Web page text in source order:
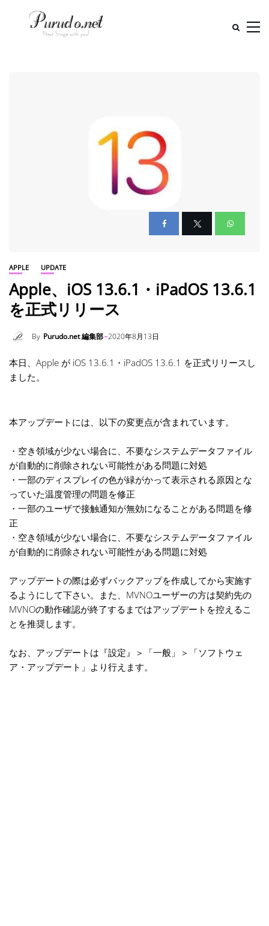
APPLE UPDATE
Apple、iOS 13.6.1・iPadOS 13.6.1
を正式リリース
By Purudo.net 編集部 2020年8月13日
本日、Apple が iOS 13.6.1・iPadOS 13.6.1 を正式リリースし
ました。
本アップデートには、以下の変更点が含まれています。
・空き領域が少ない場合に、不要なシステムデータファイル
が自動的に削除されない可能性がある問題に対処
・一部のディスプレイの色が緑がかって表示される原因とな
っていた温度管理の問題を修正
・一部のユーザで接触通知が無効になることがある問題を修
正
・空き領域が少ない場合に、不要なシステムデータファイル
が自動的に削除されない可能性がある問題に対処
アップデートの際は必ずバックアップを作成してから実施す
るようにして下さい。また、MVNOユーザーの方は契約先の
MVNOの動作確認が終了するまではアップデートを控えるこ
とを推奨します。
なお、アップデートは『設定』＞「一般」＞「ソフトウェ
ア・アップデート」より行えます。